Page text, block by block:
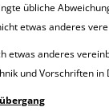
übliche
etwas anderes
etwas anderes
und Vorschriften in